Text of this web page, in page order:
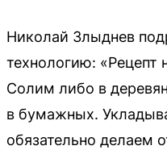
Николай Злыднев
технологию: «Рецепт
Солим либо в
в бумажных.
обязательно делаем